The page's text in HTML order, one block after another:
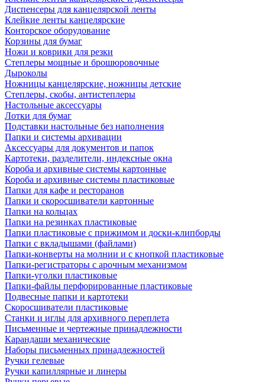
Диспенсеры для канцелярской ленты
Клейкие ленты канцелярские
Конторское оборудование
Корзины для бумаг
Ножи и коврики для резки
Степлеры мощные и брошюровочные
Дыроколы
Ножницы канцелярские, ножницы детские
Степлеры, скобы, антистеплеры
Настольные аксессуары
Лотки для бумаг
Подставки настольные без наполнения
Папки и системы архивации
Аксессуары для документов и папок
Картотеки, разделители, индексные окна
Короба и архивные системы картонные
Короба и архивные системы пластиковые
Папки для кафе и ресторанов
Папки и скоросшиватели картонные
Папки на кольцах
Папки на резинках пластиковые
Папки пластиковые с прижимом и доски-клипборды
Папки с вкладышами (файлами)
Папки-конверты на молнии и с кнопкой пластиковые
Папки-регистраторы с арочным механизмом
Папки-уголки пластиковые
Папки-файлы перфорированные пластиковые
Подвесные папки и картотеки
Скоросшиватели пластиковые
Станки и иглы для архивного переплета
Письменные и чертежные принадлежности
Карандаши механические
Наборы письменных принадлежностей
Ручки гелевые
Ручки капиллярные и линеры